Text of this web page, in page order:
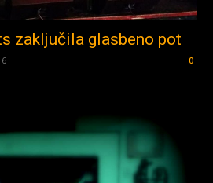
zaključila glasbeno pot
0